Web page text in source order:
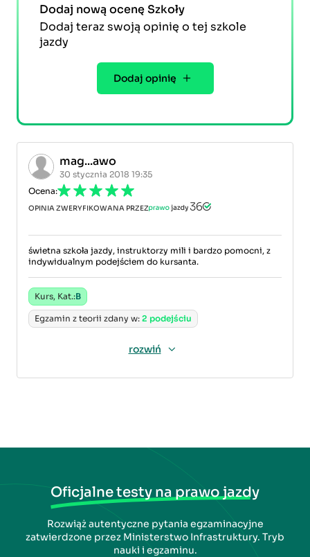
Dodaj nową ocenę Szkoły
Dodaj teraz swoją opinię o tej szkole
jazdy
Dodaj opinię
mag...awo
30 stycznia 2018 19:35
Ocena:
OPINIA ZWERYFIKOWANA PRZEZ
świetna szkoła jazdy, instruktorzy mili i bardzo pomocni, z
indywidualnym podejściem do kursanta.
Kurs, Kat.:B
Egzamin z teorii zdany w: 2 podejściu
rozwiń
Oficjalne testy na prawo jazdy
Rozwiąż autentyczne pytania egzaminacyjne
zatwierdzone przez Ministerstwo Infrastruktury. Tryb
nauki i egzaminu.